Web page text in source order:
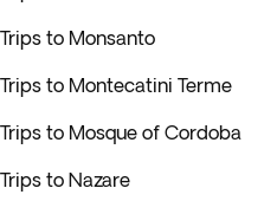
Trips to Monsanto
Trips to Montecatini Terme
Trips to Mosque of Cordoba
Trips to Nazare